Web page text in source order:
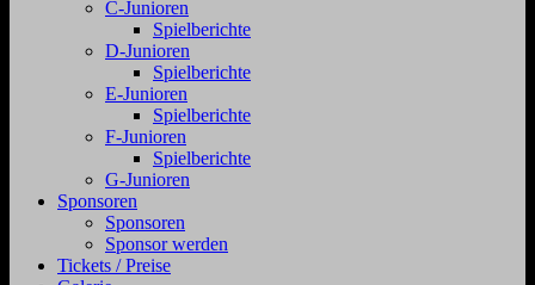
C-Junioren
Spielberichte
D-Junioren
Spielberichte
E-Junioren
Spielberichte
F-Junioren
Spielberichte
G-Junioren
Sponsoren
Sponsoren
Sponsor werden
Tickets / Preise